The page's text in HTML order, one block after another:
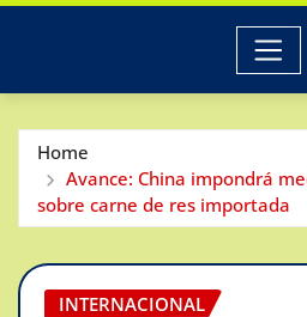
Home
Avance: China impondrá
sobre carne de res importada
INTERNACIONAL